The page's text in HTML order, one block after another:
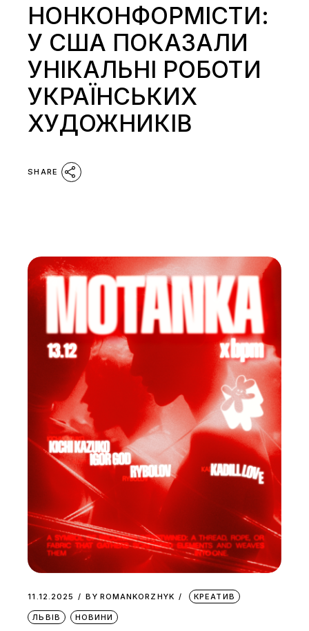
НОНКОНФОРМІСТИ:
У США ПОКАЗАЛИ
УНІКАЛЬНІ РОБОТИ
УКРАЇНСЬКИХ
ХУДОЖНИКІВ
SHARE
11.12.2025 BY ROMANKORZHYK КРЕАТИВ
ЛЬВІВ НОВИНИ